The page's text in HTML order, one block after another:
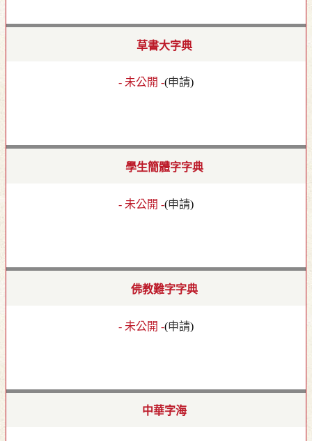
草書大字典
- 未公開 -(申請)
學生簡體字字典
- 未公開 -(申請)
佛教難字字典
- 未公開 -(申請)
中華字海